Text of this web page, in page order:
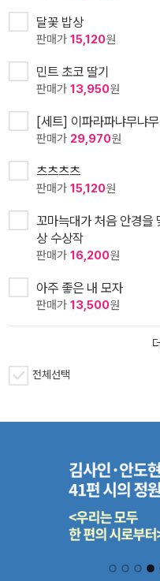
달꽃 밥상
판매가 15,120원
민트 초코 딸기
판매가 13,950원
[세트] 이파라파냐무냐
판매가 29,970원
츠츠츠츠
판매가 15,120원
꼬마늑대가 처음 안경
상 수상작
판매가 16,200원
아주 좋은 내 모자
판매가 13,500원
전체선택